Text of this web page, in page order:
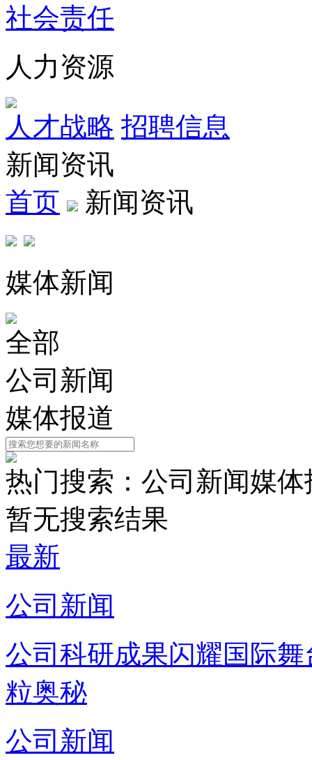
社会责任
人力资源
人才战略 招聘信息
新闻资讯
首页
新闻资讯
媒体新闻
全部
公司新闻
媒体报道
热门搜索： 公司新闻媒体
暂无搜索结果
最新
公司新闻
公司科研成果闪耀国际
粒奥秘
公司新闻